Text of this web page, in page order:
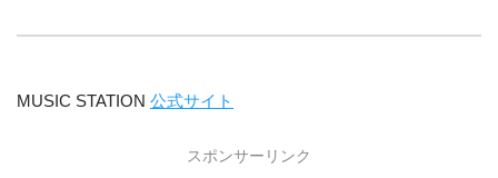
MUSIC STATION 公式サイト
スポンサーリンク